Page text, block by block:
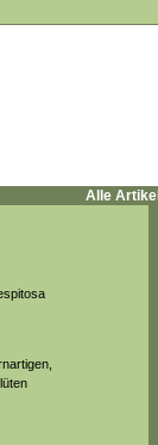
Alle Artikel